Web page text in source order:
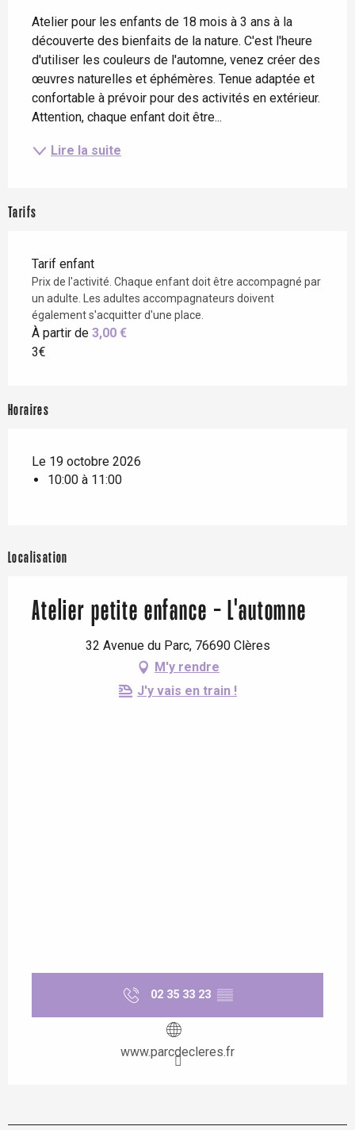
Atelier pour les enfants de 18 mois à 3 ans à la
découverte des bienfaits de la nature. C'est l'heure
d'utiliser les couleurs de l'automne, venez créer des
œuvres naturelles et éphémères. Tenue adaptée et
confortable à prévoir pour des activités en extérieur.
Attention, chaque enfant doit être...
Lire la suite
Tarifs
Tarif enfant
Prix de l'activité. Chaque enfant doit être accompagné par
un adulte. Les adultes accompagnateurs doivent
également s'acquitter d'une place.
À partir de 3,00 €
3€
Horaires
Le 19 octobre 2026
10:00 à 11:00
Localisation
Atelier petite enfance - L'automne
32 Avenue du Parc, 76690 Clères
M'y rendre
J'y vais en train !
02 35 33 23 ▒▒
www.parcdecleres.fr